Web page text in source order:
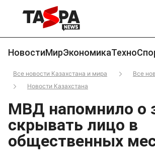
НовостиМирЭкономикаТехно
Все новости Казахстана и мира
Все
Новости Казахстана
МВД напомнило о
скрывать лицо в
общественных